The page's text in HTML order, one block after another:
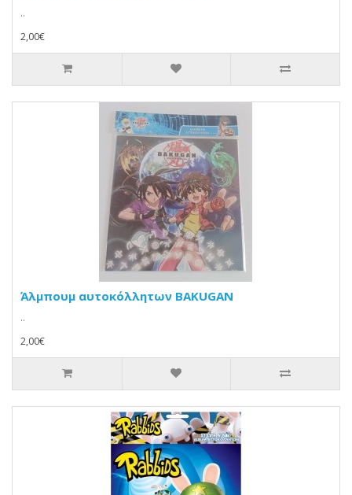
..
2,00€
Άλμπουμ αυτοκόλλητων BAKUGAN
..
2,00€